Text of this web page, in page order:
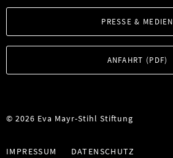
PRESSE & MEDIEN
ANFAHRT (PDF)
© 2026 Eva Mayr-Stihl Stiftung
IMPRESSUM DATENSCHUTZ